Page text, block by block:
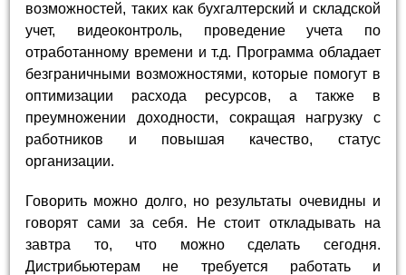
возможностей, таких как бухгалтерский и складской
учет, видеоконтроль, проведение учета по
отработанному времени и т.д. Программа обладает
безграничными возможностями, которые помогут в
оптимизации расхода ресурсов, а также в
преумножении доходности, сокращая нагрузку с
работников и повышая качество, статус
организации.
Говорить можно долго, но результаты очевидны и
говорят сами за себя. Не стоит откладывать на
завтра то, что можно сделать сегодня.
Дистрибьютерам не требуется работать и